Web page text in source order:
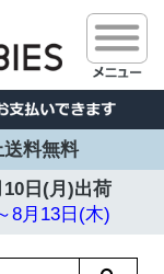
料無料
10日(月)出荷
8月13日(木)